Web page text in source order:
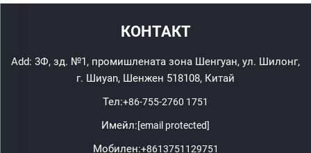
КОНТАКТ
Add: 3Ф, зд. №1, промишлената зона Шенгуан, ул. Шилонг,
г. Шиyan, Шенжен 518108, Китай
Тел:+86-755-2760 1751
Имейл:[email protected]
Мобилен:+8613751129751